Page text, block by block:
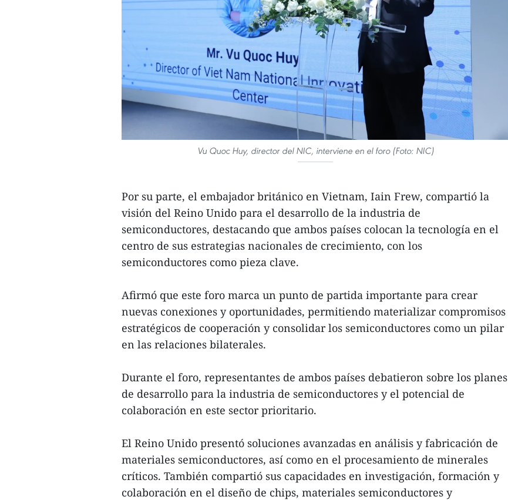
Vu Quoc Huy, director del NIC, interviene en el foro (Foto: NIC)
Por su parte, el embajador británico en Vietnam, Iain Frew, compartió la
visión del Reino Unido para el desarrollo de la industria de
semiconductores, destacando que ambos países colocan la tecnología en el
centro de sus estrategias nacionales de crecimiento, con los
semiconductores como pieza clave.
Afirmó que este foro marca un punto de partida importante para crear
nuevas conexiones y oportunidades, permitiendo materializar compromisos
estratégicos de cooperación y consolidar los semiconductores como un pilar
en las relaciones bilaterales.
Durante el foro, representantes de ambos países debatieron sobre los planes
de desarrollo para la industria de semiconductores y el potencial de
colaboración en este sector prioritario.
El Reino Unido presentó soluciones avanzadas en análisis y fabricación de
materiales semiconductores, así como en el procesamiento de minerales
críticos. También compartió sus capacidades en investigación, formación y
colaboración en el diseño de chips, materiales semiconductores y